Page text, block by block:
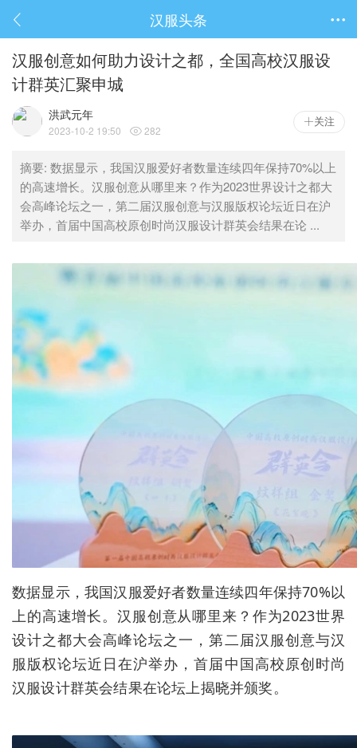
 汉服头条
汉服创意如何助力设计之都，全国高校汉服设
计群英汇聚申城
洪武元年
2023-10-2 19:50  282
关注
摘要: 数据显示，我国汉服爱好者数量连续四年保持70%以上
的高速增长。汉服创意从哪里来？作为2023世界设计之都大
会高峰论坛之一，第二届汉服创意与汉服版权论坛近日在沪
举办，首届中国高校原创时尚汉服设计群英会结果在论 ...
数据显示，我国汉服爱好者数量连续四年保持70%以
上的高速增长。汉服创意从哪里来？作为2023世界
设计之都大会高峰论坛之一，第二届汉服创意与汉
服版权论坛近日在沪举办，首届中国高校原创时尚
汉服设计群英会结果在论坛上揭晓并颁奖。